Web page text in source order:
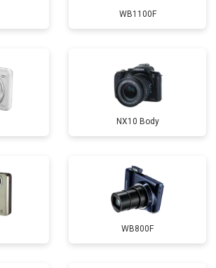
WB1100F
NX10 Body
WB800F